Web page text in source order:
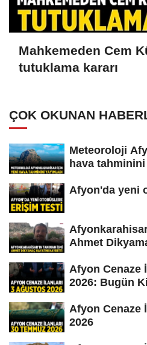
Mahkemeden Cem
tutuklama kararı
ÇOK OKUNAN
Meteoroloji
hava tahminini
Afyon'da yeni
Ahmet
Afyon Cenaze
2026: Bugün
Afyon Cenaze
2026